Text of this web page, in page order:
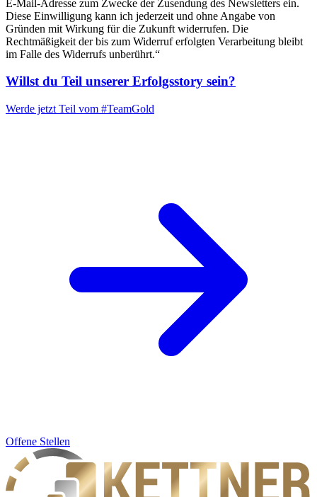
E-Mail-Adresse zum Zwecke der Zusendung des Newsletters ein.
Diese Einwilligung kann ich jederzeit und ohne Angabe von
Gründen mit Wirkung für die Zukunft widerrufen. Die
Rechtmäßigkeit der bis zum Widerruf erfolgten Verarbeitung bleibt
im Falle des Widerrufs unberührt.“
Willst du Teil unserer Erfolgsstory sein?
Werde jetzt Teil vom #TeamGold
Offene Stellen